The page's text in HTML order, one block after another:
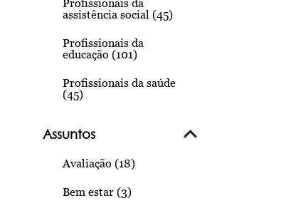
Profissionais da
assistência social (45)
Profissionais da
educação (101)
Profissionais da saúde
(45)
Assuntos
Avaliação (18)
Bem estar (3)